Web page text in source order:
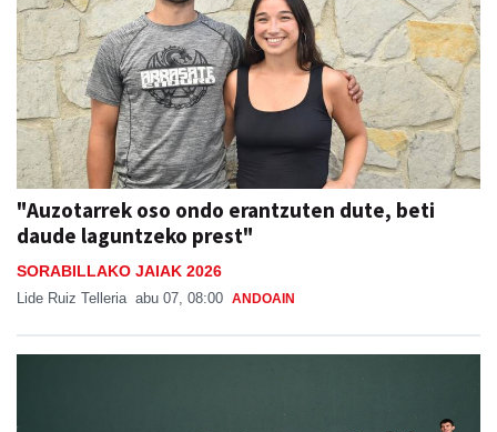
"Auzotarrek oso ondo erantzuten dute, beti
daude laguntzeko prest"
SORABILLAKO JAIAK 2026
Lide Ruiz Telleria abu 07, 08:00